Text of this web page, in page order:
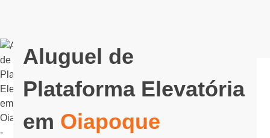
Aluguel de
Plataforma Elevatória
em Oiapoque